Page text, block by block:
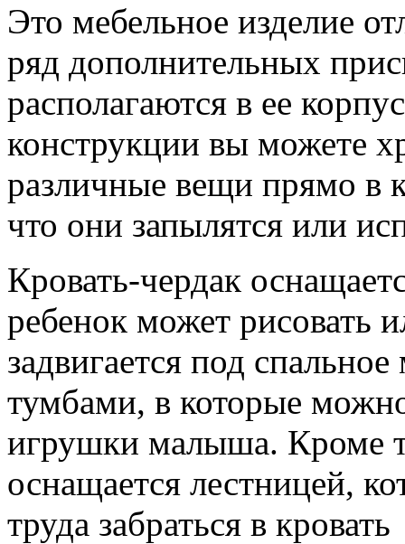
Это мебельное изделие
ряд дополнительных
располагаются в ее
конструкции вы можете
различные вещи прямо в
что они запылятся или
Кровать-чердак
ребенок может рисовать
задвигается под
тумбами, в которые
игрушки малыша. Кроме
оснащается лестницей,
труда забраться в кровать